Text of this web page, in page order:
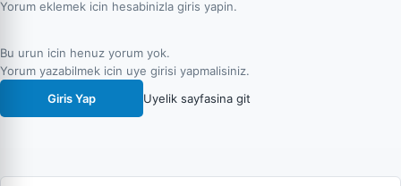
Yorum eklemek icin hesabinizla giris yapin.
Bu urun icin henuz yorum yok.
Yorum yazabilmek icin uye girisi yapmalisiniz.
Giris Yap
Uyelik sayfasina git